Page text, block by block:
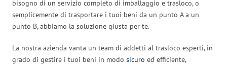
bisogno di un servizio completo di imballaggio e trasloco, o
semplicemente di trasportare i tuoi beni da un punto A a un
punto B, abbiamo la soluzione giusta per te.
La nostra azienda vanta un team di addetti al trasloco esperti, in
grado di gestire i tuoi beni in modo sicuro ed efficiente,